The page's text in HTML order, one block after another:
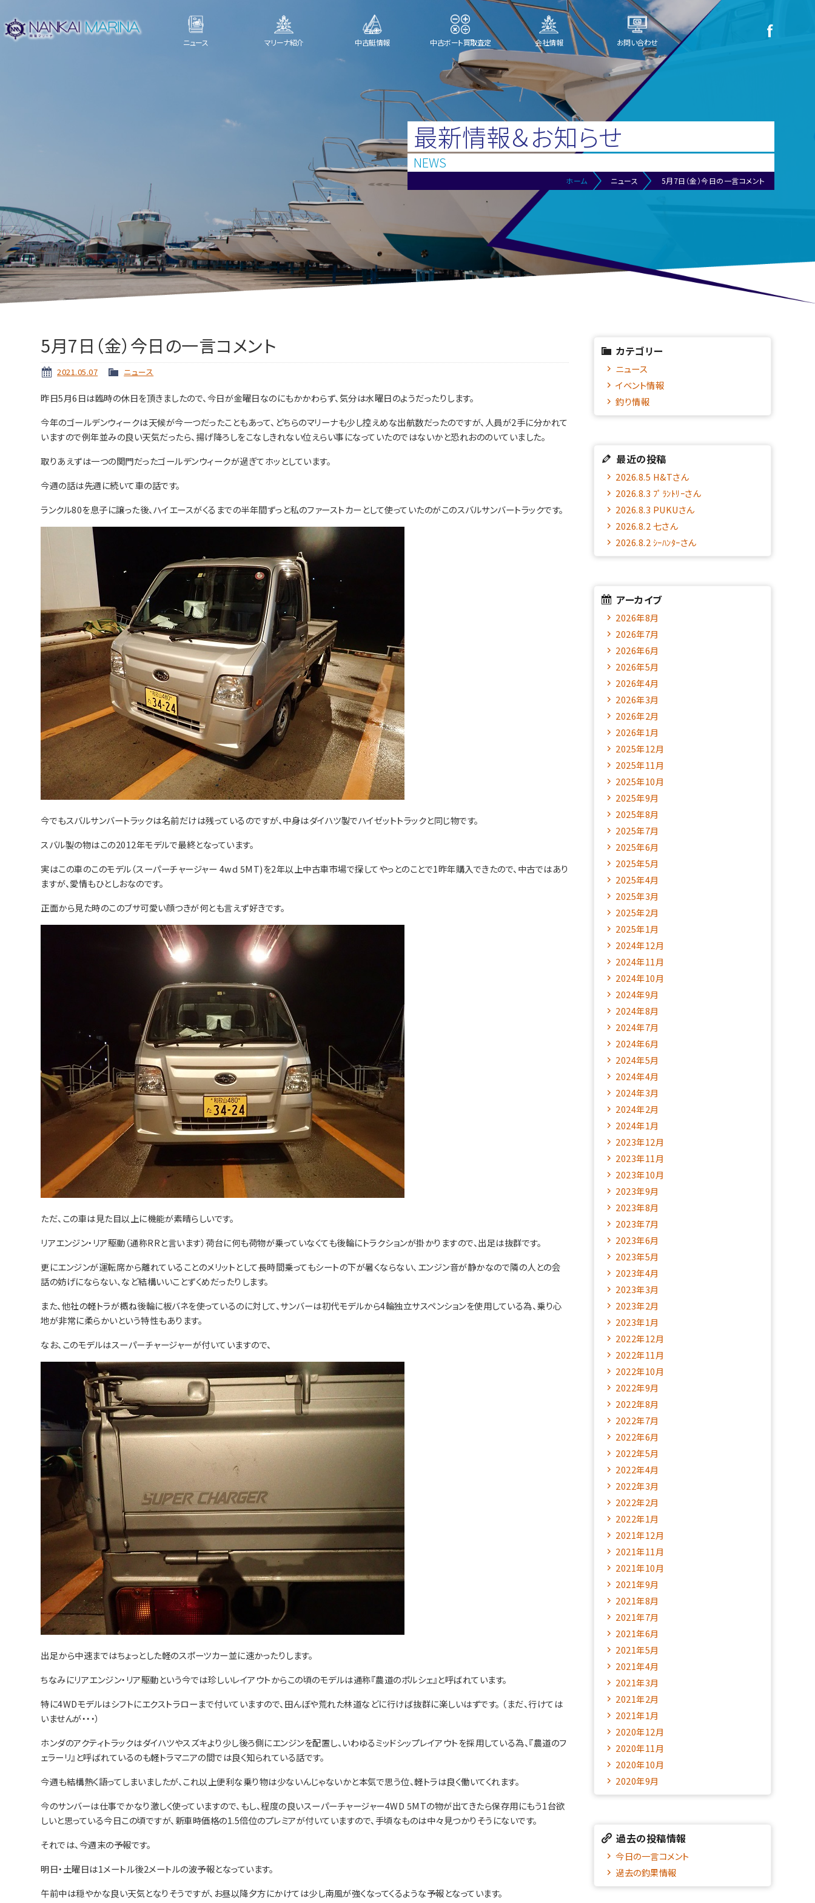
ニュース マリーナ紹介 中古艇情報 中古ボート買取査定 会社情報 お問い合わせ
最新情報＆お知らせ
NEWS
ホーム ニュース 5月7日（金）今日の一言コメント
5月7日（金）今日の一言コメント
2021.05.07 ニュース
昨日5月6日は臨時の休日を頂きましたので、今日が金曜日なのにもかかわらず、気分は水曜日のようだったりします。
今年のゴールデンウィークは天候が今一つだったこともあって、どちらのマリーナも少し控えめな出航数だったのですが、人員が2手に分かれて
いますので例年並みの良い天気だったら、揚げ降ろしをこなしきれない位えらい事になっていたのではないかと恐れおののいていました。
取りあえずは一つの関門だったゴールデンウィークが過ぎてホッとしています。
今週の話は先週に続いて車の話です。
ランクル80を息子に譲った後、ハイエースがくるまでの半年間ずっと私のファーストカーとして使っていたのがこのスバルサンバートラックです。
今でもスバルサンバートラックは名前だけは残っているのですが、中身はダイハツ製でハイゼットトラックと同じ物です。
スバル製の物はこの2012年モデルで最終となっています。
実はこの車のこのモデル（スーパーチャージャー 4wd 5MT)を2年以上中古車市場で探してやっとのことで1昨年購入できたので、中古ではあり
ますが、愛情もひとしおなのです。
正面から見た時のこのブサ可愛い顔つきが何とも言えず好きです。
ただ、この車は見た目以上に機能が素晴らしいです。
リアエンジン・リア駆動（通称RRと言います）荷台に何も荷物が乗っていなくても後輪にトラクションが掛かりますので、出足は抜群です。
更にエンジンが運転席から離れていることのメリットとして長時間乗ってもシートの下が暑くならない、エンジン音が静かなので隣の人との会
話の妨げにならない、など結構いいことずくめだったりします。
また、他社の軽トラが概ね後輪に板バネを使っているのに対して、サンバーは初代モデルから4輪独立サスペンションを使用している為、乗り心
地が非常に柔らかいという特性もあります。
なお、このモデルはスーパーチャージャーが付いていますので、
出足から中速まではちょっとした軽のスポーツカー並に速かったりします。
ちなみにリアエンジン・リア駆動という今では珍しいレイアウトからこの頃のモデルは通称『農道のポルシェ』と呼ばれています。
特に4WDモデルはシフトにエクストラローまで付いていますので、田んぼや荒れた林道などに行けば抜群に楽しいはずです。 （まだ、行けては
いませんが・・・）
ホンダのアクティトラックはダイハツやスズキより少し後ろ側にエンジンを配置し、いわゆるミッドシップレイアウトを採用している為、『農道のフ
ェラーリ』と呼ばれているのも軽トラマニアの間では良く知られている話です。
今週も結構熱く語ってしまいましたが、これ以上便利な乗り物は少ないんじゃないかと本気で思う位、軽トラは良く働いてくれます。
今のサンバーは仕事でかなり激しく使っていますので、もし、程度の良いスーパーチャージャー4WD 5MTの物が出てきたら保存用にもう1台欲
しいと思っている今日この頃ですが、新車時価格の1.5倍位のプレミアが付いていますので、手頃なものは中々見つかりそうにないです。
それでは、今週末の予報です。
明日・土曜日は1メートル後2メートルの波予報となっています。
午前中は穏やかな良い天気となりそうですが、お昼以降夕方にかけては少し南風が強くなってくるような予報となっています。
カテゴリー
ニュース
イベント情報
釣り情報
最近の投稿
2026.8.5 H&Tさん
2026.8.3 ﾌﾟﾗﾝﾄﾘｰさん
2026.8.3 PUKUさん
2026.8.2 七さん
2026.8.2 ｼｰﾊﾝﾀｰさん
アーカイブ
2026年8月
2026年7月
2026年6月
2026年5月
2026年4月
2026年3月
2026年2月
2026年1月
2025年12月
2025年11月
2025年10月
2025年9月
2025年8月
2025年7月
2025年6月
2025年5月
2025年4月
2025年3月
2025年2月
2025年1月
2024年12月
2024年11月
2024年10月
2024年9月
2024年8月
2024年7月
2024年6月
2024年5月
2024年4月
2024年3月
2024年2月
2024年1月
2023年12月
2023年11月
2023年10月
2023年9月
2023年8月
2023年7月
2023年6月
2023年5月
2023年4月
2023年3月
2023年2月
2023年1月
2022年12月
2022年11月
2022年10月
2022年9月
2022年8月
2022年7月
2022年6月
2022年5月
2022年4月
2022年3月
2022年2月
2022年1月
2021年12月
2021年11月
2021年10月
2021年9月
2021年8月
2021年7月
2021年6月
2021年5月
2021年4月
2021年3月
2021年2月
2021年1月
2020年12月
2020年11月
2020年10月
2020年9月
過去の投稿情報
今日の一言コメント
過去の釣果情報